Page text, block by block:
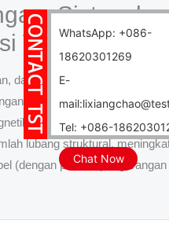
WhatsApp: +086-
18620301269
E-
Tel: +086-
Chat Now
Sistem
Wire & Cable
dan tahan suhu tinggi Wire &
grafik simulasi. Ini
eksternal dan mengurangi
lubang struktural,
(dengan potensi